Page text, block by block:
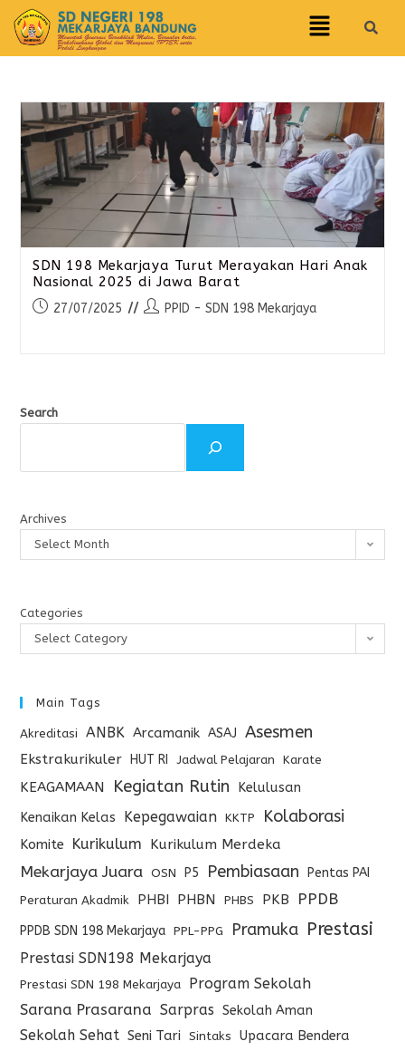
SDN 198 Mekarjaya Turut Merayakan Hari Anak
Nasional 2025 di Jawa Barat
27/07/2025 PPID - SDN 198 Mekarjaya
Search
Archives
Select Month
Categories
Select Category
Main Tags
Akreditasi ANBK Arcamanik ASAJ Asesmen
Ekstrakurikuler HUT RI Jadwal Pelajaran Karate
KEAGAMAAN Kegiatan Rutin
Kelulusan
Kenaikan Kelas
Kepegawaian KKTP Kolaborasi
Komite Kurikulum Kurikulum Merdeka
Mekarjaya Juara OSN P5 Pembiasaan Pentas PAI
Peraturan Akadmik PHBI PHBN PHBS PKB PPDB
PPDB SDN 198 Mekarjaya PPL-PPG Pramuka Prestasi
Prestasi SDN198 Mekarjaya
Prestasi SDN 198 Mekarjaya
Program Sekolah
Sarana Prasarana Sarpras Sekolah Aman
Sekolah Sehat Seni Tari Sintaks Upacara Bendera